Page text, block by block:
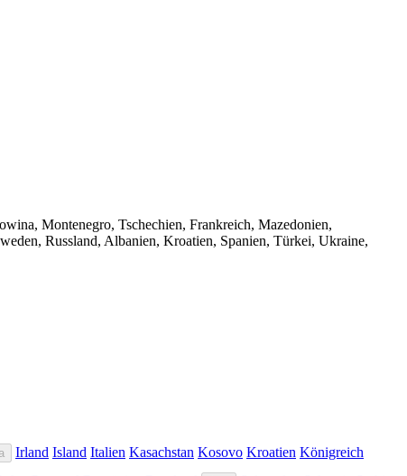
Montenegro, Tschechien, Frankreich, Mazedonien,
Russland, Albanien, Kroatien, Spanien, Türkei, Ukraine,
Irland Island Italien Kasachstan Kosovo Kroatien Königreich